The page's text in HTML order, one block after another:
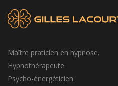
Maître praticien en hypnose.
Hypnothérapeute.
Psycho-énergéticien.